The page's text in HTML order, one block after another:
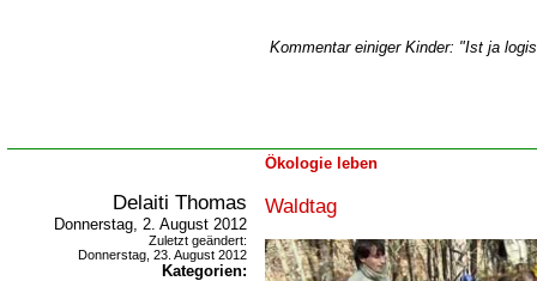
Kommentar einiger Kinder: "Ist ja
Ökologie leben
Delaiti Thomas
Donnerstag, 2. August 2012
Zuletzt geändert:
Donnerstag, 23. August 2012
Kategorien:
Waldtag